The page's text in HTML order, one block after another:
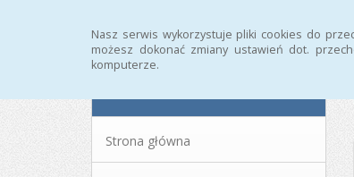
Nasz serwis wykorzystuje pliki cookies do
możesz dokonać zmiany ustawień dot.
komputerze.
Strona główna